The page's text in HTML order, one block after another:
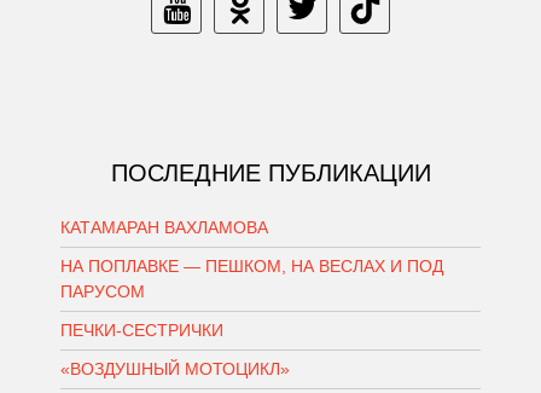
ПОСЛЕДНИЕ ПУБЛИКАЦИИ
КАТАМАРАН ВАХЛАМОВА
НА ПОПЛАВКЕ — ПЕШКОМ, НА ВЕСЛАХ И ПОД
ПАРУСОМ
ПЕЧКИ-СЕСТРИЧКИ
«ВОЗДУШНЫЙ МОТОЦИКЛ»